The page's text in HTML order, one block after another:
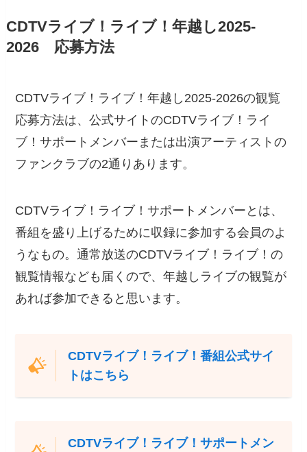
CDTVライブ！ライブ！年越し2025-
2026 応募方法
CDTVライブ！ライブ！年越し2025-2026の観覧
応募方法は、公式サイトのCDTVライブ！ライ
ブ！サポートメンバーまたは出演アーティストの
ファンクラブの2通りあります。
CDTVライブ！ライブ！サポートメンバーとは、
番組を盛り上げるために収録に参加する会員のよ
うなもの。通常放送のCDTVライブ！ライブ！の
観覧情報なども届くので、年越しライブの観覧が
あれば参加できると思います。
CDTVライブ！ライブ！番組公式サイ
トはこちら
CDTVライブ！ライブ！サポートメン